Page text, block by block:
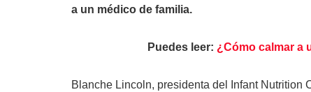
a un médico de familia.
Puedes leer: ¿Cómo calmar a
Blanche Lincoln, presidenta del Infant Nutrition